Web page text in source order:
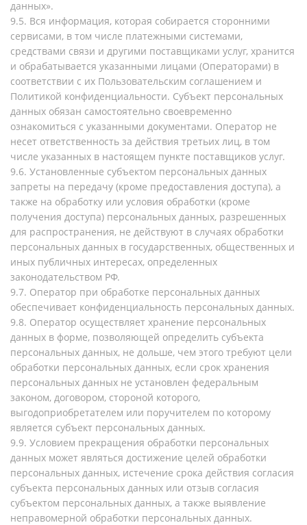
данных».
9.5. Вся информация, которая собирается сторонними
сервисами, в том числе платежными системами,
средствами связи и другими поставщиками услуг, хранится
и обрабатывается указанными лицами (Операторами) в
соответствии с их Пользовательским соглашением и
Политикой конфиденциальности. Субъект персональных
данных обязан самостоятельно своевременно
ознакомиться с указанными документами. Оператор не
несет ответственность за действия третьих лиц, в том
числе указанных в настоящем пункте поставщиков услуг.
9.6. Установленные субъектом персональных данных
запреты на передачу (кроме предоставления доступа), а
также на обработку или условия обработки (кроме
получения доступа) персональных данных, разрешенных
для распространения, не действуют в случаях обработки
персональных данных в государственных, общественных и
иных публичных интересах, определенных
законодательством РФ.
9.7. Оператор при обработке персональных данных
обеспечивает конфиденциальность персональных данных.
9.8. Оператор осуществляет хранение персональных
данных в форме, позволяющей определить субъекта
персональных данных, не дольше, чем этого требуют цели
обработки персональных данных, если срок хранения
персональных данных не установлен федеральным
законом, договором, стороной которого,
выгодоприобретателем или поручителем по которому
является субъект персональных данных.
9.9. Условием прекращения обработки персональных
данных может являться достижение целей обработки
персональных данных, истечение срока действия согласия
субъекта персональных данных или отзыв согласия
субъектом персональных данных, а также выявление
неправомерной обработки персональных данных.